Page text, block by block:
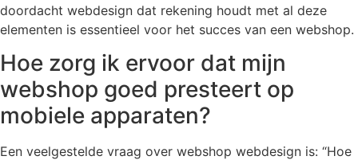
doordacht webdesign dat rekening houdt met al deze
elementen is essentieel voor het succes van een webshop.
Hoe zorg ik ervoor dat mijn
webshop goed presteert op
mobiele apparaten?
Een veelgestelde vraag over webshop webdesign is: “Hoe